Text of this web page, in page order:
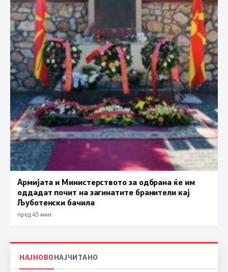
Армијата и Министерството за одбрана ќе им
оддадат почит на загинатите бранители кај
Љуботенски бачила
пред 45 мин.
НАЈНОВОНАЈЧИТАНО